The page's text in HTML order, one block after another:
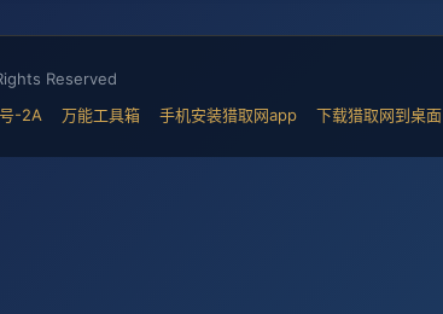
Reserved
-2A 万能工具箱 手机安装猎取网app 下载猎取网到桌面